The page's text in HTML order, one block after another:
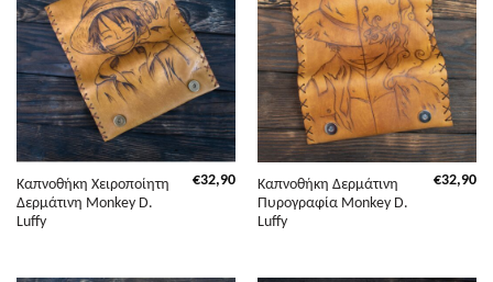
Καπνοθήκη Χειροποίητη
Δερμάτινη Monkey D.
Luffy
€32,90
Καπνοθήκη Δερμάτινη
Πυρογραφία Monkey D.
Luffy
€32,90